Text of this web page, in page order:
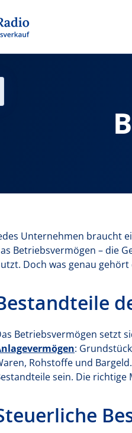
Unternehmen braucht
Betriebsvermögen – die
Doch was genau
Betriebsvermögen setzt
:
Rohstoffe und
sein. Die